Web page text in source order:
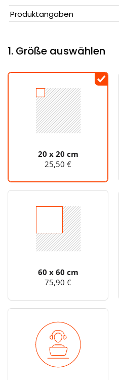
Produktangaben
1. Größe auswählen
20 x 20 cm
25,50 €
60 x 60 cm
75,90 €